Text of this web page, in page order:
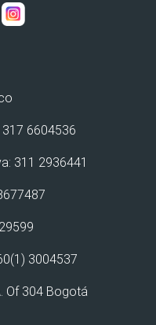
317 6604536
311 2936441
3004537
Of 304 Bogotá